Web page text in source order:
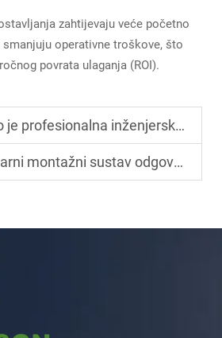
zahtijevaju veće početno
smanjuju operativne troškove, što
povrata ulaganja (ROI).
inženjerska podrška od ključne važnosti za velikoskalnu montažu solarnih panela?
sustav odgovara komercijalnim FV projektima?